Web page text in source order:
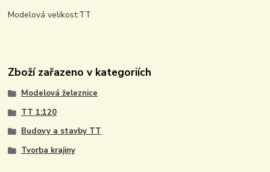
Modelová velikost:TT
Zboží zařazeno v kategoriích
Modelová železnice
TT 1:120
Budovy a stavby TT
Tvorba krajiny